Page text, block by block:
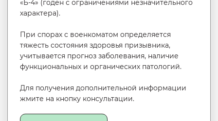
«Б-4» (годен с ограничениями незначительного
характера).
При спорах с военкоматом определяется
тяжесть состояния здоровья призывника,
учитывается прогноз заболевания, наличие
функциональных и органических патологий.
Для получения дополнительной информации
жмите на кнопку консультации.